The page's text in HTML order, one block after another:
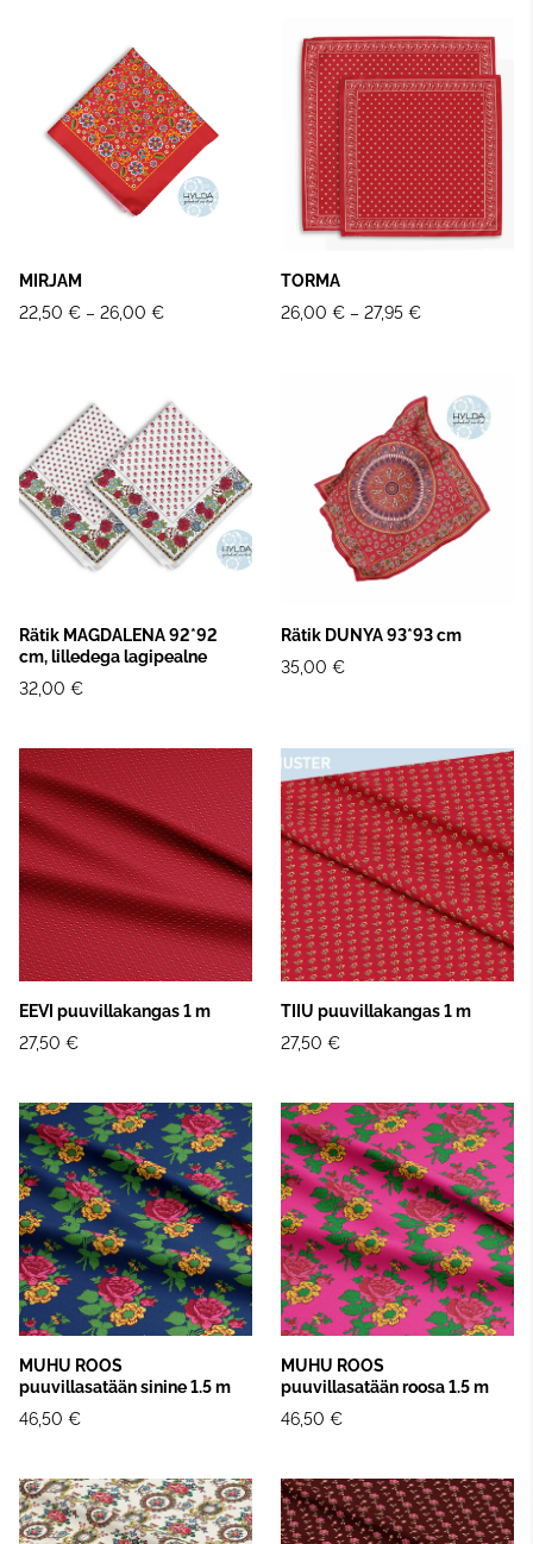
MIRJAM
22,50 € – 26,00 €
TORMA
26,00 € – 27,95 €
Rätik MAGDALENA 92*92
cm, lilledega lagipealne
32,00 €
Rätik DUNYA 93*93 cm
35,00 €
EEVI puuvillakangas 1 m
27,50 €
TIIU puuvillakangas 1 m
27,50 €
MUHU ROOS
puuvillasatään sinine 1.5 m
46,50 €
MUHU ROOS
puuvillasatään roosa 1.5 m
46,50 €